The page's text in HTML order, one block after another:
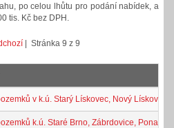
po celou lhůtu pro podání nabídek, a
tis. Kč bez DPH.
| Stránka 9 z 9
v k.ú. Starý Lískovec, Nový
k.ú. Staré Brno, Zábrdovice,